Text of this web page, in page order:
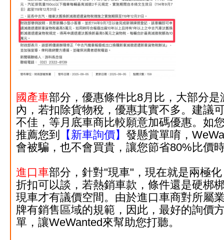
國產車部分，優惠條件比8月比，大部分
內，若扣除貨物稅，優惠其實不多。建議
不佳，等月底車商比較願意加碼優惠。如
推薦您到
【新車詢價】 發懸賞單唷，
會被騙，也不會買貴，讓您節省80%比價
進口車部分，針對"現車"，現在就是兩極
折扣可以談，若熱銷車款，條件還是硬梆
現車才有議價空間 。由於進口車商對所屬
牌有銷售區域的規範，因此，最好的詢價
單 ，讓WeWanted來幫助您打聽。